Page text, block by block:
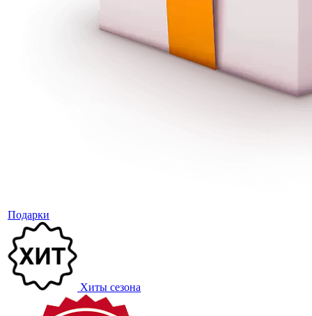
Подарки
Хиты сезона